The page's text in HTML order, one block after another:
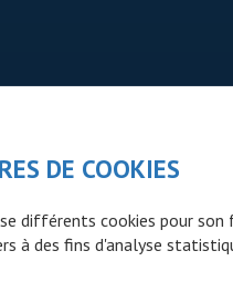
DE COOKIES
différents cookies pour son
à des fins d'analyse